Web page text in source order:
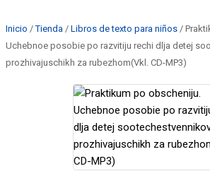
Inicio /Tienda / Libros de texto para niños /
Uchebnoe posobie po razvitiju rechi dlja detej
prozhivajuschikh za rubezhom(Vkl. CD-MP3)